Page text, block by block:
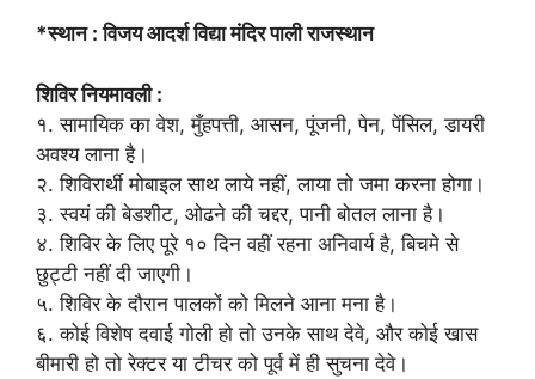
*स्थान : विजय आदर्श विद्या मंदिर पाली राजस्थान
शिविर नियमावली :
१. सामायिक का वेश, मुँहपत्ती, आसन, पूंजनी, पेन, पेंसिल, डायरी
अवश्य लाना है।
२. शिविरार्थी मोबाइल साथ लाये नहीं, लाया तो जमा करना होगा।
३. स्वयं की बेडशीट, ओढने की चद्दर, पानी बोतल लाना है।
४. शिविर के लिए पूरे १० दिन वहीं रहना अनिवार्य है, बिचमे से
छुट्टी नहीं दी जाएगी।
५. शिविर के दौरान पालकों को मिलने आना मना है।
६. कोई विशेष दवाई गोली हो तो उनके साथ देवे, और कोई खास
बीमारी हो तो रेक्टर या टीचर को पूर्व में ही सुचना देवे।